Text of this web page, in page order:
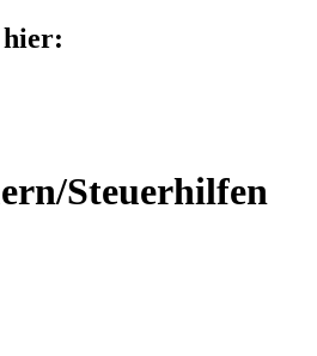
hier:
Steuerhilfen